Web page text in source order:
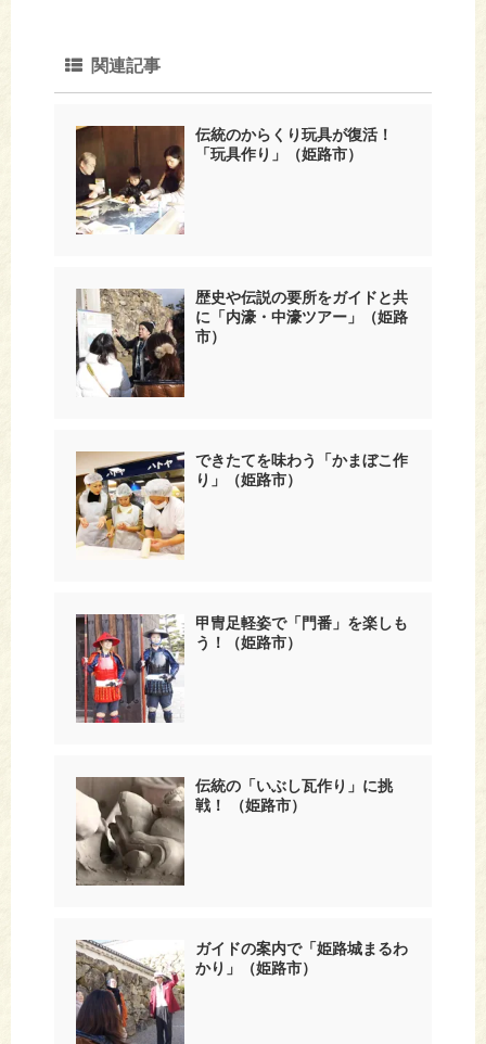
関連記事
伝統のからくり玩具が復活！
「玩具作り」（姫路市）
歴史や伝説の要所をガイドと共
に「内濠・中濠ツアー」（姫路
市）
できたてを味わう「かまぼこ作
り」（姫路市）
甲冑足軽姿で「門番」を楽しも
う！（姫路市）
伝統の「いぶし瓦作り」に挑
戦！ （姫路市）
ガイドの案内で「姫路城まるわ
かり」（姫路市）